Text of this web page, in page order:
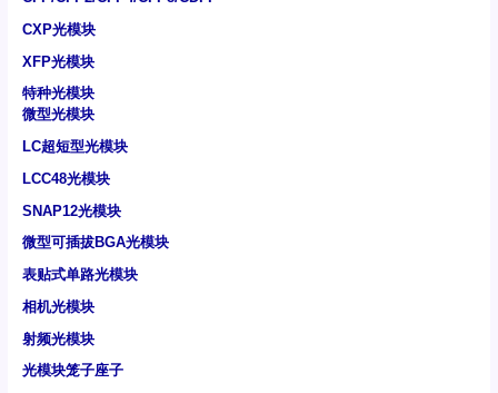
CXP光模块
XFP光模块
特种光模块
微型光模块
LC超短型光模块
LCC48光模块
SNAP12光模块
微型可插拔BGA光模块
表贴式单路光模块
相机光模块
射频光模块
光模块笼子座子